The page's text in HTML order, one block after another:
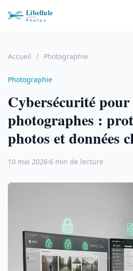
Accueil / Photographie
Photographie
Cybersécurité pour
photographes :
photos et données
10 mai 2026 6 min de lecture